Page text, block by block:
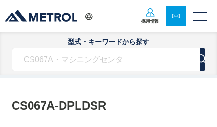
採用情報
型式・キーワードから探す
CS067A-DPLDSR